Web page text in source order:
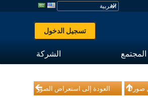
تسجيل الدخول
المجتمع الشركة
العودة إلى استعراض الصور صورك